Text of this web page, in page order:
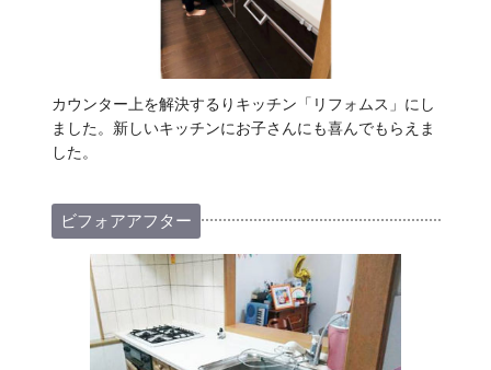
カウンター上を解決するりキッチン「リフォムス」にし
ました。新しいキッチンにお子さんにも喜んでもらえま
した。
ビフォアアフター